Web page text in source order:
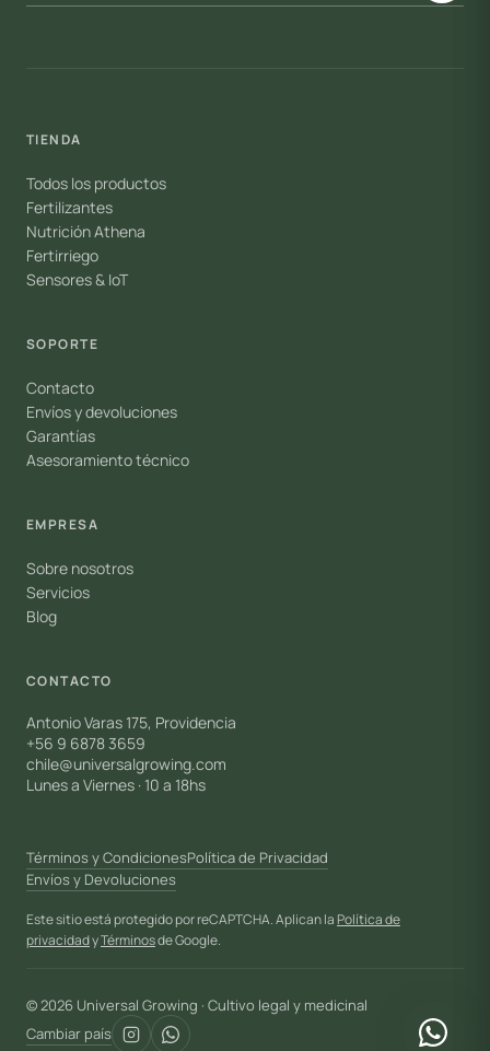
TIENDA
Todos los productos
Fertilizantes
Nutrición Athena
Fertirriego
Sensores & IoT
SOPORTE
Contacto
Envíos y devoluciones
Garantías
Asesoramiento técnico
EMPRESA
Sobre nosotros
Servicios
Blog
CONTACTO
Antonio Varas 175, Providencia
+56 9 6878 3659
chile@universalgrowing.com
Lunes a Viernes · 10 a 18hs
Términos y CondicionesPolítica de Privacidad
Envíos y Devoluciones
Este sitio está protegido por reCAPTCHA. Aplican la Política de
privacidadyTérminosde Google.
© 2026 Universal Growing · Cultivo legal y medicinal
Cambiar país